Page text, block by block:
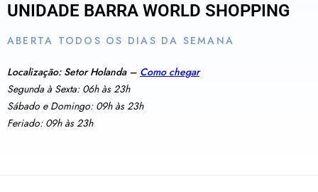
UNIDADE BARRA WORLD SHOPPING
ABERTA TODOS OS DIAS DA SEMANA
Localização: Setor Holanda – Como chegar
Segunda à Sexta: 06h às 23h
Sábado e Domingo: 09h às 23h
Feriado: 09h às 23h